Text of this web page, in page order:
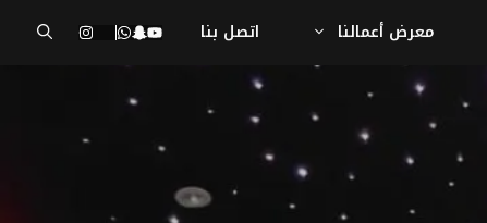
معرض أعمالنا اتصل بنا